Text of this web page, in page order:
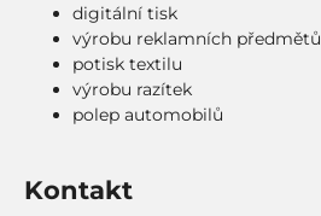
digitální tisk
výrobu reklamních předmětů
potisk textilu
výrobu razítek
polep automobilů
Kontakt